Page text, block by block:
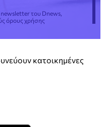
του Dnews,
όρους χρήσης
κατοικημένες